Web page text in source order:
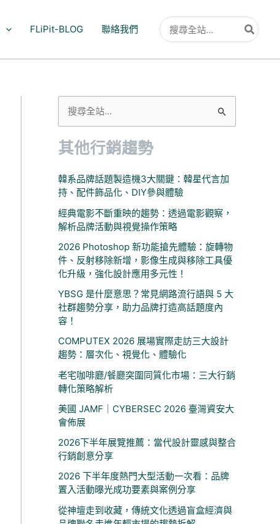
FLiPit-BLOG 聯絡我們
搜
尋：
關
字
其他行銷趨勢
韓系品牌話題製造機3大關鍵：韓星代言加
持、配件飾品化、DIY參與體驗
經典電影不斷重映的趨勢：透過電影觀察，
解析品牌活動與視覺操作策略
2026 Photoshop 新功能搶先體驗：旋轉物
件、反射移除新增，影像生成與移除工具優
化升級，強化設計應用多元性！
YBSG 是什麼意思？常見網路流行語與 5 大
社群趨勢分享，助力品牌打造高話題度內
容！
COMPUTEX 2026 展場實際走訪三大設計
趨勢：層次化、視覺化、體驗化
老宅咖啡廳/餐廳突圍同質化市場：三大行銷
轉化策略解析
美國 JAMF｜CYBERSEC 2026 臺灣資安大
會佈展
2026下半年展覽推薦：當代設計靈感與整合
行銷創意分享
2026 下半年度熱門大型活動一次看：品牌
置入活動曝光成功要素與案例分享
從神壇走到收藏，傳統文化透過盲盒經濟與